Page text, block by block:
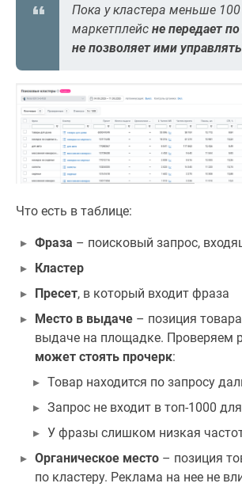
Пока у кластера меньше 100
маркетплейс не передает
не позволяет ими управлять
Что есть в таблице:
Фраза – поисковый запрос,
Кластер
Пресет, в который входит фраза
Место в выдаче – позиция
выдаче на площадке. Проверяем
может стоять прочерк:
Товар находится по запросу
Запрос не входит в топ-1000
У фразы слишком низкая
Органическое место – позиция
по кластеру. Реклама на нее не